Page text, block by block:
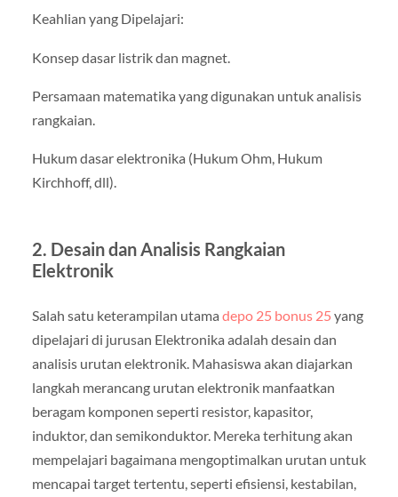
Keahlian yang Dipelajari:
Konsep dasar listrik dan magnet.
Persamaan matematika yang digunakan untuk analisis
rangkaian.
Hukum dasar elektronika (Hukum Ohm, Hukum
Kirchhoff, dll).
2. Desain dan Analisis Rangkaian
Elektronik
Salah satu keterampilan utama depo 25 bonus 25 yang
dipelajari di jurusan Elektronika adalah desain dan
analisis urutan elektronik. Mahasiswa akan diajarkan
langkah merancang urutan elektronik manfaatkan
beragam komponen seperti resistor, kapasitor,
induktor, dan semikonduktor. Mereka terhitung akan
mempelajari bagaimana mengoptimalkan urutan untuk
mencapai target tertentu, seperti efisiensi, kestabilan,